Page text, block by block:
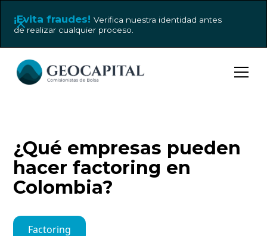
¡Evita fraudes!Verifica nuestra identidad antes
de realizar cualquier proceso.
¿Qué empresas pueden
hacer factoring en
Colombia?
Factoring